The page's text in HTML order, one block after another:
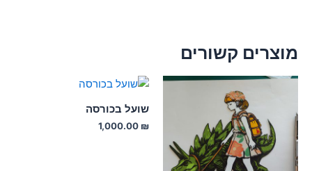
מוצרים קשורים
שועל בכורסה
1,000.00 ₪